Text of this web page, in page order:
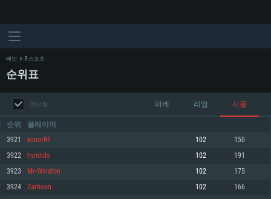
메인 E-스포츠
순위표
지난 달 아케 리얼 시뮬
순위 플레이어
3921 konorRF 102 150
3922 hymnds 102 191
3923 Mr-Winston 102 175
3924 Zarhoon 102 166